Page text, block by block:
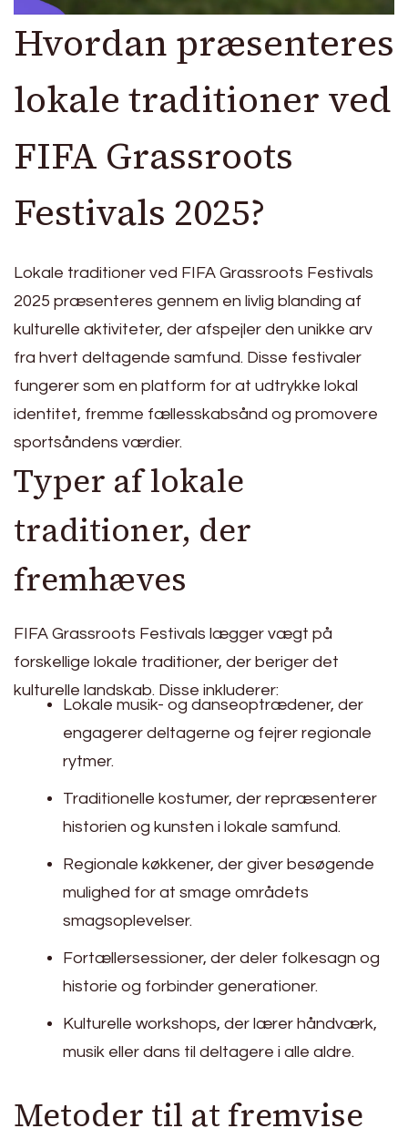
Hvordan præsenteres
lokale traditioner ved
FIFA Grassroots
Festivals 2025?
Lokale traditioner ved FIFA Grassroots Festivals
2025 præsenteres gennem en livlig blanding af
kulturelle aktiviteter, der afspejler den unikke arv
fra hvert deltagende samfund. Disse festivaler
fungerer som en platform for at udtrykke lokal
identitet, fremme fællesskabsånd og promovere
sportsåndens værdier.
Typer af lokale
traditioner, der
fremhæves
FIFA Grassroots Festivals lægger vægt på
forskellige lokale traditioner, der beriger det
kulturelle landskab. Disse inkluderer:
Lokale musik- og danseoptrædener, der
engagerer deltagerne og fejrer regionale
rytmer.
Traditionelle kostumer, der repræsenterer
historien og kunsten i lokale samfund.
Regionale køkkener, der giver besøgende
mulighed for at smage områdets
smagsoplevelser.
Fortællersessioner, der deler folkesagn og
historie og forbinder generationer.
Kulturelle workshops, der lærer håndværk,
musik eller dans til deltagere i alle aldre.
Metoder til at fremvise